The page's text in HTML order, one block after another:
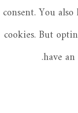
consent. You
cookies. But
have